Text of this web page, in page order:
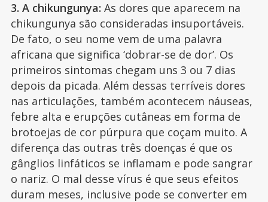
3. A chikungunya: As dores que aparecem na
chikungunya são consideradas insuportáveis.
De fato, o seu nome vem de uma palavra
africana que significa ‘dobrar-se de dor’. Os
primeiros sintomas chegam uns 3 ou 7 dias
depois da picada. Além dessas terríveis dores
nas articulações, também acontecem náuseas,
febre alta e erupções cutâneas em forma de
brotoejas de cor púrpura que coçam muito. A
diferença das outras três doenças é que os
gânglios linfáticos se inflamam e pode sangrar
o nariz. O mal desse vírus é que seus efeitos
duram meses, inclusive pode se converter em